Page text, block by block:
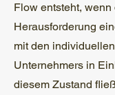
Flow entsteht, wenn
Herausforderung
mit den
Unternehmers in
diesem Zustand